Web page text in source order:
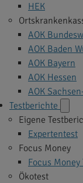
HEK
AOK
AOK Baden
AOK Bayern
AOK Hessen
AOK
Testberichte
Eigene
Expertentest
Focus Money
Focus Money
Ökotest